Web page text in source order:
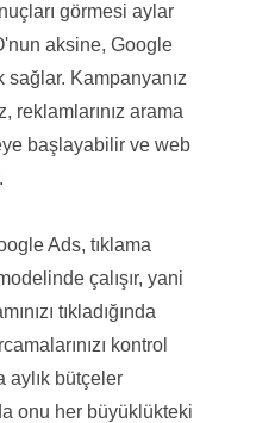
görmesi aylar
aksine, Google
sağlar. Kampanyanız
reklamlarınız arama
başlayabilir ve web
Ads, tıklama
çalışır, yani
tıkladığında
kontrol
aylık bütçeler
onu her büyüklükteki